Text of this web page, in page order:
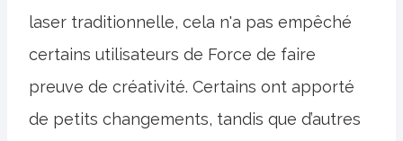
laser traditionnelle, cela n'a pas empêché
certains utilisateurs de Force de faire
preuve de créativité. Certains ont apporté
de petits changements, tandis que d’autres